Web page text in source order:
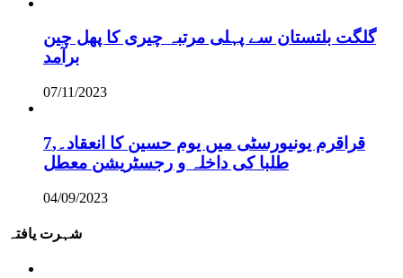
گلگت بلتستان سے پہلی مرتبہ چیری کا پھل چین
برآمد
07/11/2023
قراقرم یونیورسٹی میں یوم حسین کا انعقاد۔,7
طلبا کی داخلہ و رجسٹریشن معطل
04/09/2023
شہرت یافتہ